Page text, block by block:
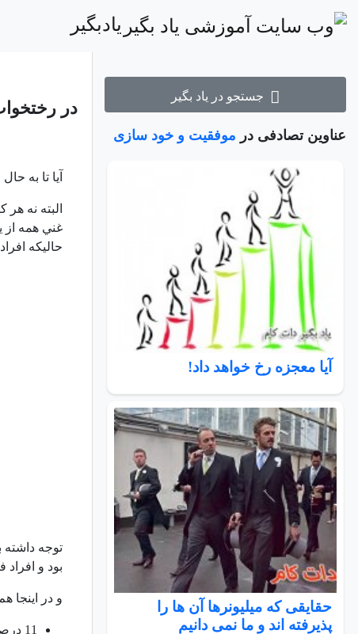
یادبگیر
جستجو در یاد بگیر
عناوین تصادفی در موفقیت و خود سازی
آیا معجزه رخ خواهد داد!
حقایقی که میلیونرها آن ها را
پذیرفته اند و ما نمی دانیم
در
آيا تا به
البته نه
غني همه از
حاليكه
بود و افراد فقير را با درآمد كمتر
و در اينجا
11 درصد از افراد ثروتمند براي سرگرمي و تفريح مطالعه مي كنند، در حاليكه 79 درصد از افراد فقير براي تفريح و سرگرمي مطالعه مي كنند.